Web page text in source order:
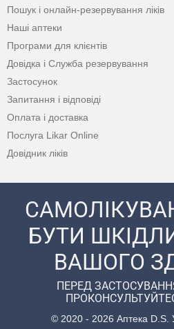
Пошук і онлайн-резервування ліків
Наші аптеки
Програми для клієнтів
Довідка і Служба резервування
Застосунок
Запитання і відповіді
Оплата і доставка
Послуга Likar Online
Довідник ліків
БУТИ
ВАШОГО
ПЕРЕД
© 2020 - 2026 Аптека D.S.